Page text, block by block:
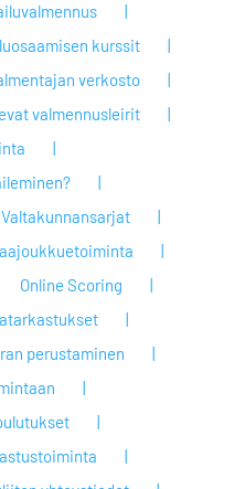
kurssit
verkosto
valmennusleirit
Valtakunnansarjat
Online Scoring
perustaminen